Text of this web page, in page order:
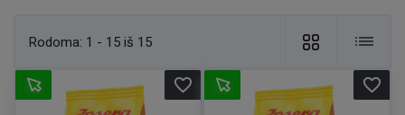
Rodoma: 1 - 15 iš 15
favorite_border favorite_border